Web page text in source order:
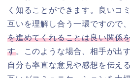
く知ることができます。良いコ
互いを理解し合う一環ですので、
を進めてくれることは良い関係
す。このような場合、相手が出
自分も率直な意見や感想を伝え